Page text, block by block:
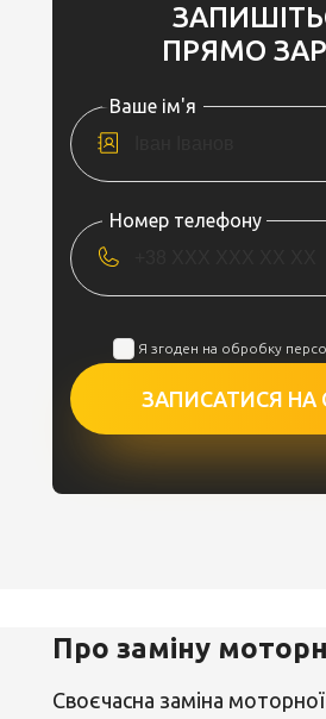
ПРЯМО
Ваше ім'я
Номер телефону
Я згоден на обробку
ЗАПИСАТИСЯ НА
Про заміну
Своєчасна заміна